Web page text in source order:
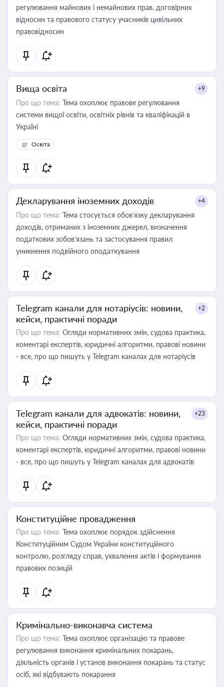
регулювання майнових і немайнових прав, договірних
відносин та правового статусу учасників цивільних
правовідносин
Вища освіта +9
Про що тема: Тема охоплює правове регулювання
системи вищої освіти, освітніх рівнів та кваліфікацій в
Україні
Освіта
Декларування іноземних доходів +4
Про що тема: Тема стосується обов’язку декларування
доходів, отриманих з іноземних джерел, визначення
податкових зобов’язань та застосування правил
уникнення подвійного оподаткування
Telegram канали для нотаріусів: новини,
кейси, практичні поради
+2
Про що тема: Огляди нормативних змін, судова практика,
коментарі експертів, юридичні алгоритми, правові новини
- все, про що пишуть у Telegram каналах для нотаріусів
Telegram канали для адвокатів: новини,
кейси, практичні поради
+23
Про що тема: Огляди нормативних змін, судова практика,
коментарі експертів, юридичні алгоритми, правові новини
- все, про що пишуть у Telegram каналах для адвокатів
Конституційне провадження
Про що тема: Тема охоплює порядок здійснення
Конституційним Судом України конституційного
контролю, розгляду справ, ухвалення актів і формування
правових позицій
Кримінально-виконавча система
Про що тема: Тема охоплює організацію та правове
регулювання виконання кримінальних покарань,
діяльність органів і установ виконання покарань та статус
осіб, які відбувають покарання